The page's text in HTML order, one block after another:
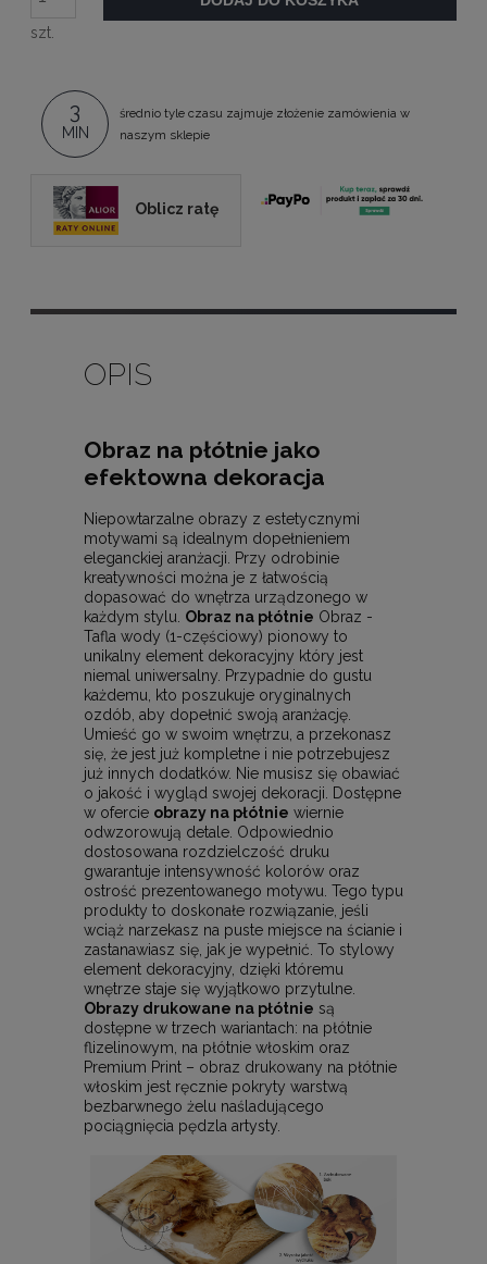
szt.
3
MIN
średnio tyle czasu zajmuje złożenie zamówienia w
naszym sklepie
Oblicz ratę
OPIS
Obraz na płótnie jako
efektowna dekoracja
Niepowtarzalne obrazy z estetycznymi
motywami są idealnym dopełnieniem
eleganckiej aranżacji. Przy odrobinie
kreatywności można je z łatwością
dopasować do wnętrza urządzonego w
każdym stylu. Obraz na płótnie Obraz -
Tafla wody (1-częściowy) pionowy to
unikalny element dekoracyjny który jest
niemal uniwersalny. Przypadnie do gustu
każdemu, kto poszukuje oryginalnych
ozdób, aby dopełnić swoją aranżację.
Umieść go w swoim wnętrzu, a przekonasz
się, że jest już kompletne i nie potrzebujesz
już innych dodatków. Nie musisz się obawiać
o jakość i wygląd swojej dekoracji. Dostępne
w ofercie obrazy na płótnie wiernie
odwzorowują detale. Odpowiednio
dostosowana rozdzielczość druku
gwarantuje intensywność kolorów oraz
ostrość prezentowanego motywu. Tego typu
produkty to doskonałe rozwiązanie, jeśli
wciąż narzekasz na puste miejsce na ścianie i
zastanawiasz się, jak je wypełnić. To stylowy
element dekoracyjny, dzięki któremu
wnętrze staje się wyjątkowo przytulne.
Obrazy drukowane na płótnie są
dostępne w trzech wariantach: na płótnie
flizelinowym, na płótnie włoskim oraz
Premium Print – obraz drukowany na płótnie
włoskim jest ręcznie pokryty warstwą
bezbarwnego żelu naśladującego
pociągnięcia pędzla artysty.